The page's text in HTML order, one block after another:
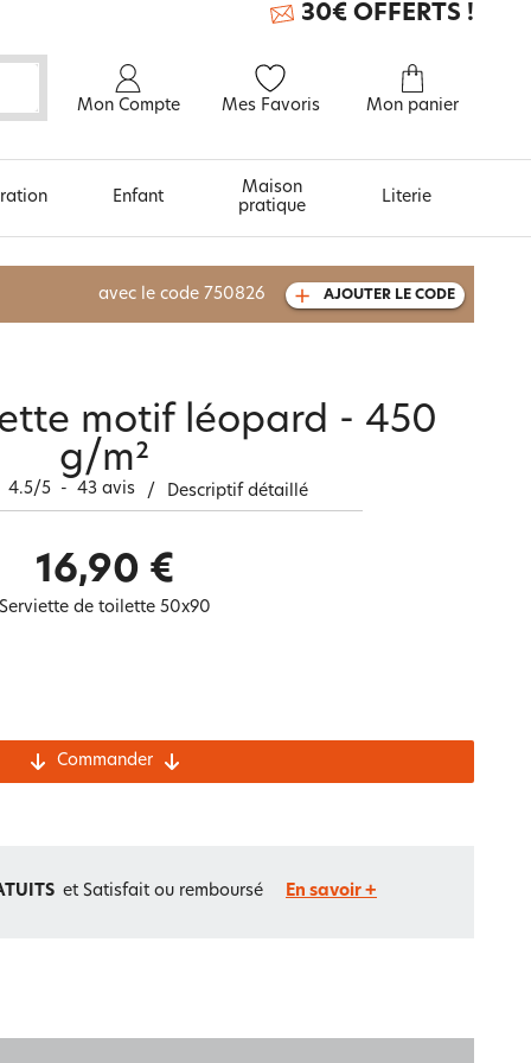
Mon Compte Mes Favoris Mon panier
30€ OFFERTS !
À découvrir aussi
Carte cadeau
Enfant
Maison
pratique
Literie
avec le code 750826 AJOUTER LE CODE
motif léopard - 450
g/m²
4.5/5 - 43 avis / Descriptif détaillé
16,90 €
Serviette de toilette 50x90
Commander
et Satisfait ou remboursé En savoir +